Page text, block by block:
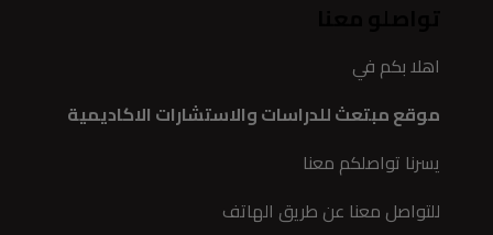
اهلا بكم في
موقع مبتعث للدراسات والاستشارات الاكاديمية
يسرنا تواصلكم معنا
للتواصل معنا عن طريق الهاتف